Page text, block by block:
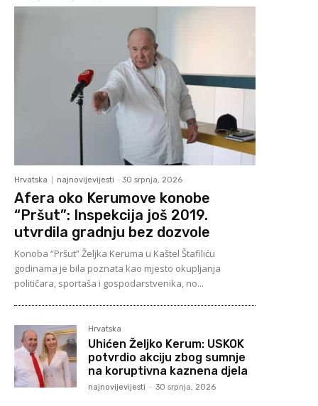
Hrvatska najnovijevijesti - 30 srpnja, 2026
Afera oko Kerumove konobe
“Pršut”: Inspekcija još 2019.
utvrdila gradnju bez dozvole
Konoba “Pršut” Željka Keruma u Kaštel Štafiliću
godinama je bila poznata kao mjesto okupljanja
političara, sportaša i gospodarstvenika, no...
Hrvatska
Uhićen Željko Kerum: USKOK
potvrdio akciju zbog sumnje
na koruptivna kaznena djela
najnovijevijesti - 30 srpnja, 2026